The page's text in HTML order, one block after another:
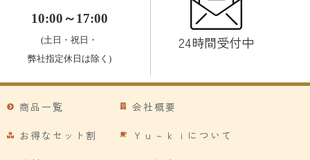
10:00～17:00
(土日・祝日・
弊社指定休日は除く)
24時間受付中
商品一覧
お得なセット割
会社概要
Ｙｕ－ｋｉについて